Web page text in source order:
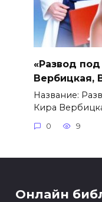
«Развод
Вербицкая,
Название:
Кира
0 9
Онлайн